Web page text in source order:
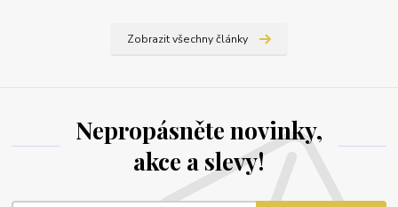
Zobrazit všechny články
Nepropásněte novinky,
akce a slevy!